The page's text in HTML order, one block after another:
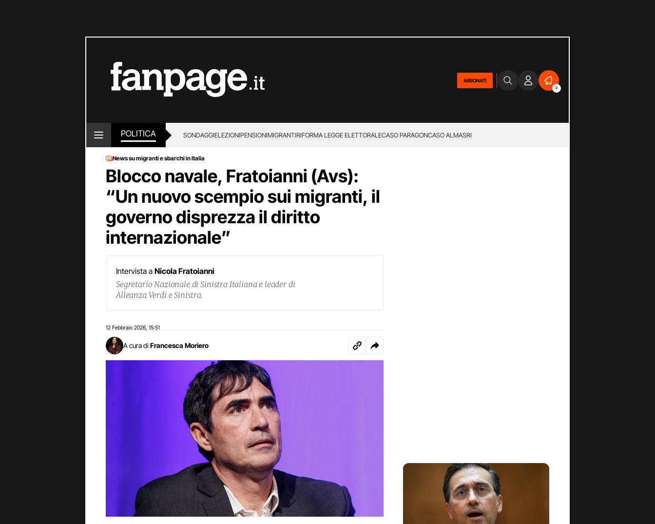
ABBONATI
2
POLITICA SONDAGGIELEZIONIPENSIONIMIGRANTIRIFORMA LEGGE ELETTORALECASO PARAGONCASO ALMASRI
News su migranti e sbarchi in Italia
Blocco navale, Fratoianni (Avs):
“Un nuovo scempio sui migranti, il
governo disprezza il diritto
internazionale”
Intervista a Nicola Fratoianni
Segretario Nazionale di Sinistra Italiana e leader di
Alleanza Verdi e Sinistra.
12 Febbraio 2026 15:51
A cura di Francesca Moriero